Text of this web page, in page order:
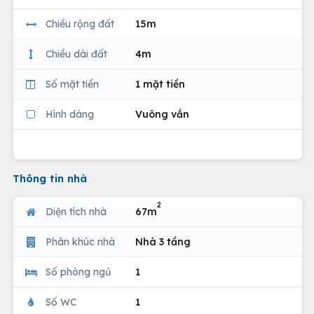
Chiều rộng đất 15m
Chiều dài đất 4m
Số mặt tiền 1 mặt tiền
Hình dáng Vuông vắn
Thông tin nhà
Diện tích nhà 67m
2
Phân khúc nhà Nhà 3 tầng
Số phòng ngủ 1
Số WC 1